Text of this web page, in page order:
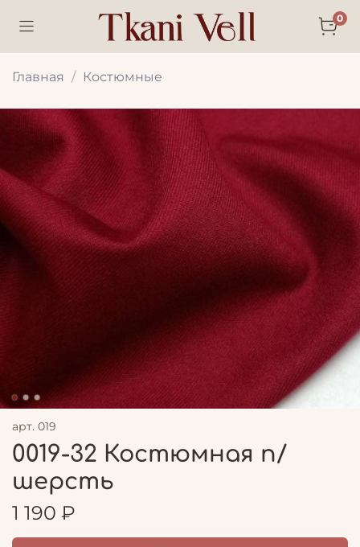
0
Главная Костюмные
арт. 019
0019-32 Костюмная п/
шерсть
1 190 ₽